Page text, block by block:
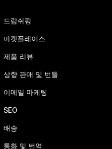
드랍쉬핑
마켓플레이스
제품 리뷰
상향 판매 및 번들
이메일 마케팅
SEO
배송
통화 및 번역